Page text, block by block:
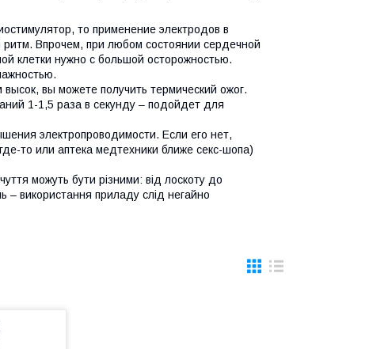
то применение электродов в
Впрочем, при любом состоянии сердечной
клетки нужно с большой осторожностью.
вы можете получить термический ожог.
1-1,5 раза в секунду – подойдет для
электропроводимости. Если его нет,
то или аптека медтехники ближе секс-шопа)
можуть бути різними: від лоскоту до
– використання приладу слід негайно